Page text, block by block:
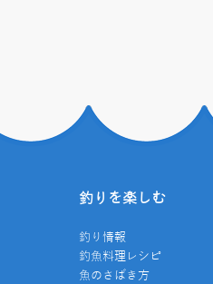
釣りを楽しむ
釣り情報
釣魚料理レシピ
魚のさばき方